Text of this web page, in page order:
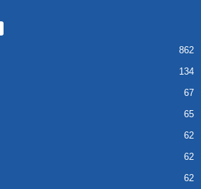
862
134
67
65
62
62
62